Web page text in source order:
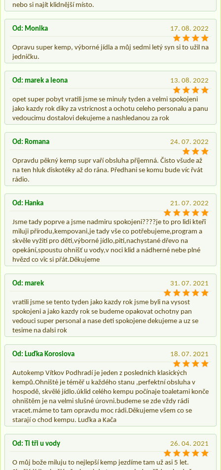
nebo si najít klidnější místo.
17. 08. 2022
Od: Monika
Opravu super kemp, výborné jídla a můj sedmi letý syn si to užil na
jedničku.
13. 08. 2022
Od: marek a leona
opet super pobyt vratili jsme se minuly tyden a velmi spokojeni
jako kazdy rok diky za vstricnost a ochotu celeho personalu a panu
vedoucimu dostalovi dekujeme a nashledanou za rok
24. 07. 2022
Od: Romana
Opravdu pěkný kemp supr vaří obsluha příjemná. Čisto všude až
na ten hluk diskotéky až do rána. Předhani se komu bude víc řvát
rádio.
21. 07. 2022
Od: Hanka
Jsme tady poprve a jsme nadmiru spokojeni????je to pro lidi kteřî
miluji přírodu,kempovani,je tady vše co potřebujeme,program a
skvěle vyžití pro děti,výborné jídlo,pití,nachystané dřevo na
opekání,spoustu ohnišť u vody,v noci klid a nádherné nebe plné
hvězd co vîc si přát.Děkujeme
31. 07. 2021
Od: marek
vratili jsme se tento tyden jako kazdy rok jsme byli na vysost
spokojeni a jako kazdy rok se budeme opakovat ochotny pan
vedouci super personal a nase deti spokojene dekujeme a uz se
tesime na dalsi rok
18. 07. 2021
Od: Luďka Korosiova
Autokemp Vítkov Podhradí je jeden z posledních klasických
kempů.Ohništė je téměř u každého stanu ,perfektní obsluha v
hospodě, skvělé jídlo.úklid celého kempu počínaje toaletami konče
ohništěm je na velmi slušné úrovni.budeme se zde vždy rádi
vracet.máme to tam opravdu moc rádi.Děkujeme všem co se
starají o chod kempu. Luďka a Kača
26. 04. 2021
Od: Ti tři u vody
O můj bože miluju to nejlepší kemp jezdíme tam už asi 5 let.